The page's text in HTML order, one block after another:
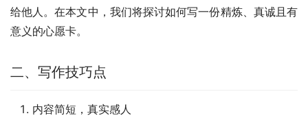
给他人。在本文中，我们将探讨如何写一份精炼、真诚且有
意义的心愿卡。
二、写作技巧点
内容简短，真实感人